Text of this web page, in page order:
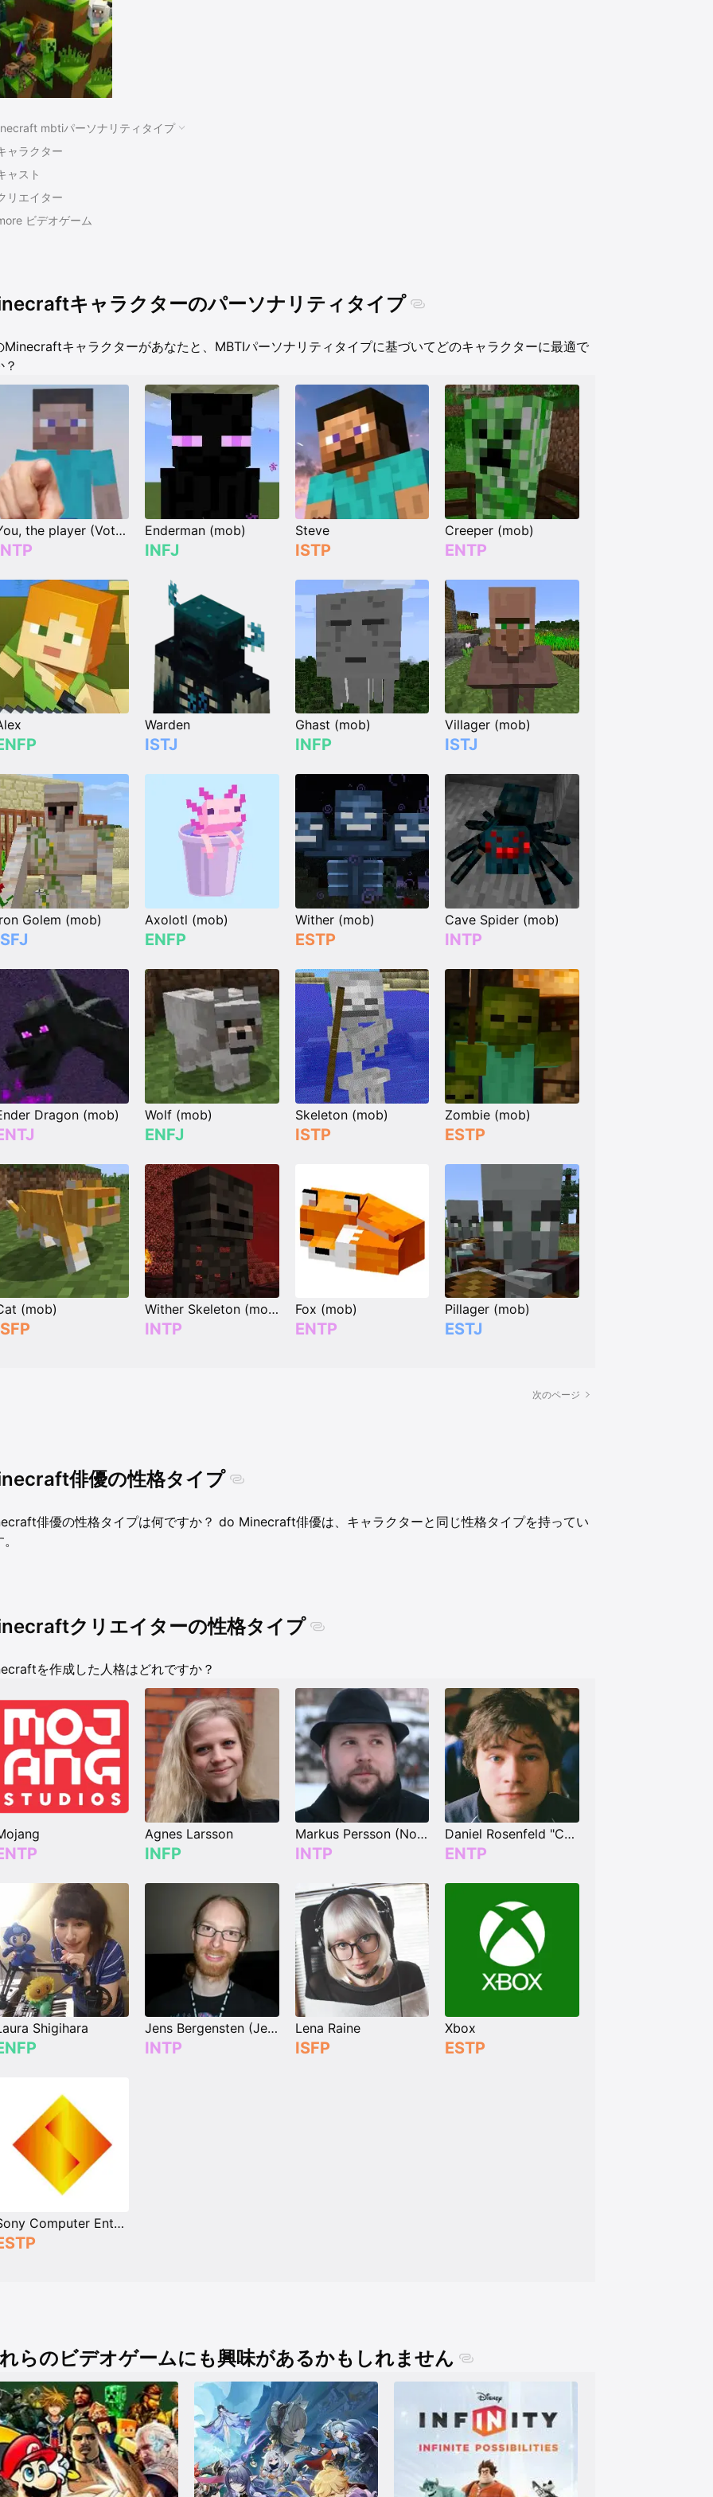
mbtiパーソナリティタイプ
ャラクター
ャスト
リエイター
ビデオゲーム
キャラクターのパーソナリティタイプ
Minecraftキャラクターがあなたと、MBTIパーソナリティタイプに基づいてどのキャラクターに最適で
You, the player (Vote your type) Enderman (mob)
INFJ
Steve
ISTP
Creeper (mob)
ENTP
Warden
ISTJ
Ghast (mob)
INFP
Villager (mob)
ISTJ
Golem (mob) Axolotl (mob)
ENFP
Wither (mob)
ESTP
Cave Spider (mob)
INTP
Dragon (mob) Wolf (mob)
ENFJ
Skeleton (mob)
ISTP
Zombie (mob)
ESTP
(mob) Wither Skeleton (mob)
INTP
Fox (mob)
ENTP
Pillager (mob)
ESTJ
次のページ
俳優の性格タイプ
俳優の性格タイプは何ですか？ do Minecraft俳優は、キャラクターと同じ性格タイプを持ってい
クリエイターの性格タイプ
を作成した人格はどれですか？
Agnes Larsson
INFP
Markus Persson (Notch)
INTP
Daniel Rosenfeld "C418"
ENTP
Shigihara Jens Bergensten (Jeb_)
INTP
Lena Raine
ISFP
Xbox
ESTP
Sony Computer Entertainment
らのビデオゲームにも興味があるかもしれません